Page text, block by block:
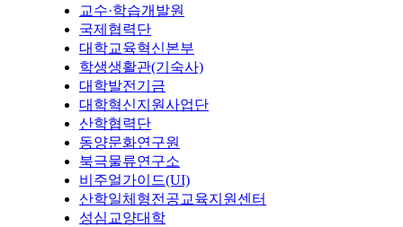
교수·학습개발원
국제협력단
대학교육혁신본부
학생생활관(기숙사)
대학발전기금
대학혁신지원사업단
산학협력단
동양문화연구원
북극물류연구소
비주얼가이드(UI)
산학일체형전공교육지원센터
성심교양대학